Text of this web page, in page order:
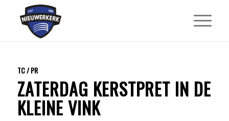
TC / PR
ZATERDAG KERSTPRET IN DE
KLEINE VINK